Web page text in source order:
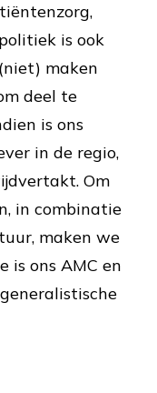
is ook
maken
deel te
is ons
in de regio,
Om
in combinatie
maken we
is ons AMC en